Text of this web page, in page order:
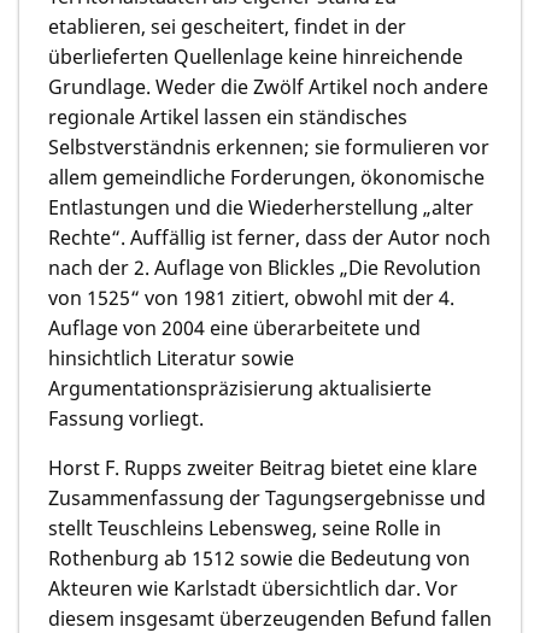
etablieren, sei gescheitert, findet in der
überlieferten Quellenlage keine hinreichende
Grundlage. Weder die Zwölf Artikel noch andere
regionale Artikel lassen ein ständisches
Selbstverständnis erkennen; sie formulieren vor
allem gemeindliche Forderungen, ökonomische
Entlastungen und die Wiederherstellung „alter
Rechte“. Auffällig ist ferner, dass der Autor noch
nach der 2. Auflage von Blickles „Die Revolution
von 1525“ von 1981 zitiert, obwohl mit der 4.
Auflage von 2004 eine überarbeitete und
hinsichtlich Literatur sowie
Argumentationspräzisierung aktualisierte
Fassung vorliegt.
Horst F. Rupps zweiter Beitrag bietet eine klare
Zusammenfassung der Tagungsergebnisse und
stellt Teuschleins Lebensweg, seine Rolle in
Rothenburg ab 1512 sowie die Bedeutung von
Akteuren wie Karlstadt übersichtlich dar. Vor
diesem insgesamt überzeugenden Befund fallen